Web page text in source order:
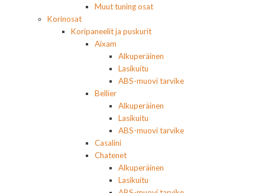
Muut tuning osat
Korinosat
Koripaneelit ja puskurit
Aixam
Alkuperäinen
Lasikuitu
ABS-muovi tarvike
Bellier
Alkuperäinen
Lasikuitu
ABS-muovi tarvike
Casalini
Chatenet
Alkuperäinen
Lasikuitu